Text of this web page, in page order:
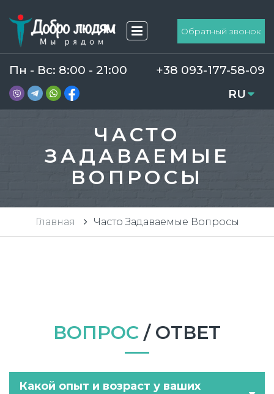
Обратный звонок
Пн - Вс: 8:00 - 21:00
+38 093-177-58-09
RU
UA
ЧАСТО
ЗАДАВАЕМЫЕ
ВОПРОСЫ
Главная Часто Задаваемые Вопросы
ВОПРОС / ОТВЕТ
Какой опыт и возраст у ваших